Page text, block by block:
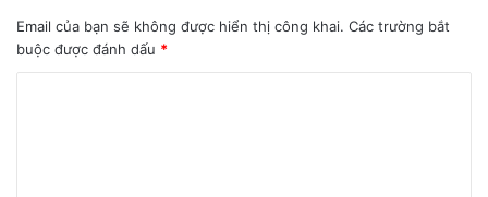
Email của bạn sẽ không được hiển thị công khai. Các trường bắt
buộc được đánh dấu *